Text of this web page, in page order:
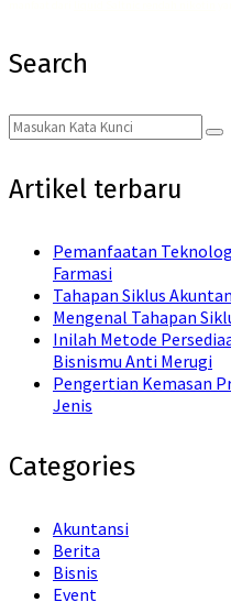
Search
Search
for:
Artikel terbaru
Pemanfaatan
Farmasi
Tahapan Siklus
Mengenal Tahapan
Inilah Metode
Bisnismu Anti Merugi
Pengertian Kemasan
Jenis
Categories
Akuntansi
Berita
Bisnis
Event